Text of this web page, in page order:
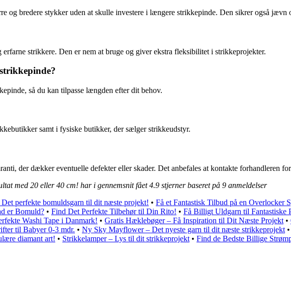
og bredere stykker uden at skulle investere i længere strikkepinde. Den sikrer også jævn
strikkere. Den er nem at bruge og giver ekstra fleksibilitet i strikkeprojekter.
så du kan tilpasse længden efter dit behov.
samt i fysiske butikker, der sælger strikkeudstyr.
der dækker eventuelle defekter eller skader. Det anbefales at kontakte forhandleren
med 20 eller 40 cm! har i gennemsnit fået4.9 stjerner baseret på 9 anmeldelser
perfekte bomuldsgarn til dit næste projekt! • Få et Fantastisk Tilbud på en Overlocker
er Bomuld? • Find Det Perfekte Tilbehør til Din Rito! • Få Billigt Uldgarn til Fantastiske
Washi Tape i Danmark! • Gratis Hæklebøger – Få Inspiration til Dit Næste Projekt •
til Babyer 0-3 mdr. • Ny Sky Mayflower – Det nyeste garn til dit næste strikkeprojekt •
diamant art! • Strikkelamper – Lys til dit strikkeprojekt • Find de Bedste Billige